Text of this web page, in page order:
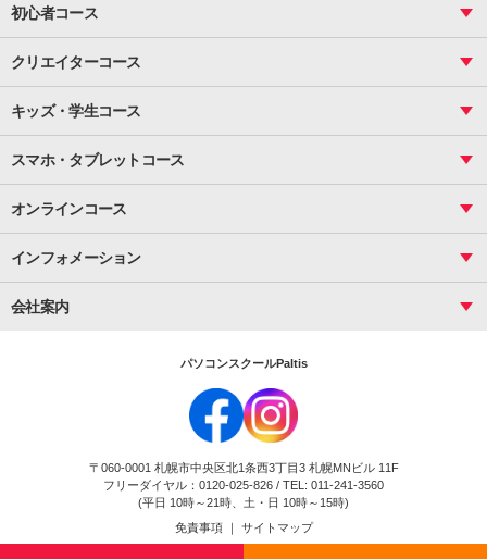
マクロ
資料作成（基礎）
資料作成（応用）
プレゼンスキル
Word
文書作成（応用）
文書作成（デザイン活用）
Access
データベース活用
VBAエキスパート
ビジネス統計
CS
サーティファイ
初心者コース
案内文書・レター・はがき・POP作成
インターネット活用
メール活用
クリエイターコース
基礎
応用
Illustrator
基礎
応用
HTML/CSS
InDesign
Basic
キッズ・学生コース
プライマリー（年長～小２）
スタンダード（小３～小６）
マインクラフト（年長～小６）
パソコンコース
中学生コース
高校生コース
スマホ・タブレットコース
初めてのLINE
初めてのInstagram
初めてのTwitter
初めてのfacebook
オンラインコース
インフォメーション
パルティスの特徴
ジュニアプログラミングスクール時計台教室
ジュニアプログラミングスクール苫小牧沼ノ端教室
会社案内
パソコンスクールPaltis
〒060-0001 札幌市中央区北1条西3丁目3 札幌MNビル 11F
フリーダイヤル：0120-025-826 / TEL: 011-241-3560
(平日 10時～21時、土・日 10時～15時)
免責事項
｜ サイトマップ